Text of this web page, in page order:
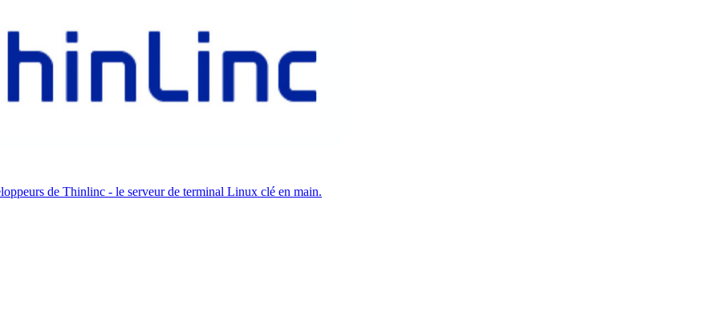
de Thinlinc - le serveur de terminal Linux clé en main.